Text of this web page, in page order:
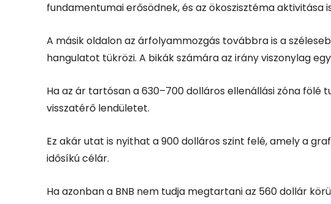
fundamentumai erősödnek, és az ökoszisztéma aktivitása
A másik oldalon az árfolyammozgás továbbra is a
hangulatot tükrözi. A bikák számára az irány viszonylag
Ha az ár tartósan a 630–700 dolláros ellenállási zóna fölé
visszatérő lendületet.
Ez akár utat is nyithat a 900 dolláros szint felé, amely a
idősíkú célár.
Ha azonban a BNB nem tudja megtartani az 560 dollár